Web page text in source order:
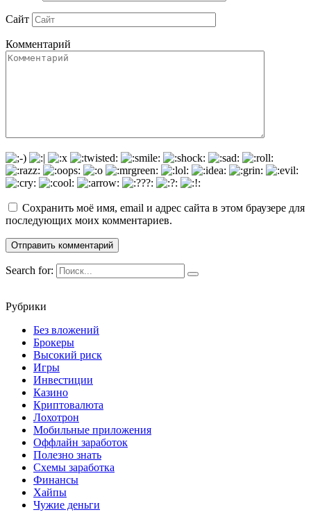
Сайт
Комментарий
Сохранить моё имя, email и адрес сайта в этом браузере для
последующих моих комментариев.
Search for:
Рубрики
Без вложений
Брокеры
Высокий риск
Игры
Инвестиции
Казино
Криптовалюта
Лохотрон
Мобильные приложения
Оффлайн заработок
Полезно знать
Схемы заработка
Финансы
Хайпы
Чужие деньги